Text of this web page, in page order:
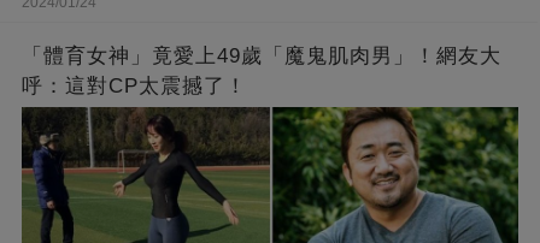
「體育女神」竟愛上49歲「魔鬼肌肉男」！網友大
呼：這對CP太震撼了！